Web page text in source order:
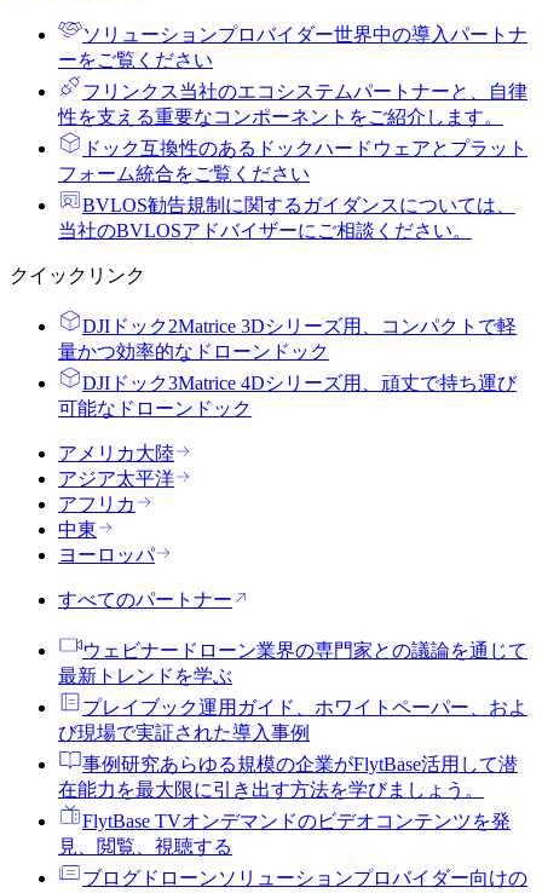
ソリューションプロバイダー世界中の導入パートナ
ーをご覧ください
フリンクス当社のエコシステムパートナーと、自律
性を支える重要なコンポーネントをご紹介します。
ドック互換性のあるドックハードウェアとプラット
フォーム統合をご覧ください
BVLOS勧告規制に関するガイダンスについては、
当社のBVLOSアドバイザーにご相談ください。
クイックリンク
DJIドック2Matrice 3Dシリーズ用、コンパクトで軽
量かつ効率的なドローンドック
DJIドック3Matrice 4Dシリーズ用、頑丈で持ち運び
可能なドローンドック
アメリカ大陸
アジア太平洋
アフリカ
中東
ヨーロッパ
すべてのパートナー
ウェビナー ドローン業界の専門家との議論を通じて
最新トレンドを学ぶ
プレイブック運用ガイド、ホワイトペーパー、およ
び現場で実証された導入事例
事例研究あらゆる規模の企業がFlytBase活用して潜
在能力を最大限に引き出す方法を学びましょう。
FlytBase TVオンデマンドのビデオコンテンツを発
見、閲覧、視聴する
ブログ ドローンソリューションプロバイダー向けの